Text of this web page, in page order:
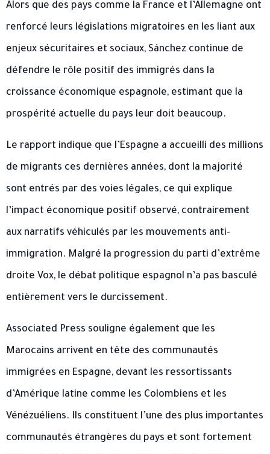
Alors que des pays comme la France et l’Allemagne ont
renforcé leurs législations migratoires en les liant aux
enjeux sécuritaires et sociaux, Sánchez continue de
défendre le rôle positif des immigrés dans la
croissance économique espagnole, estimant que la
prospérité actuelle du pays leur doit beaucoup.
Le rapport indique que l’Espagne a accueilli des millions
de migrants ces dernières années, dont la majorité
sont entrés par des voies légales, ce qui explique
l’impact économique positif observé, contrairement
aux narratifs véhiculés par les mouvements anti-
immigration. Malgré la progression du parti d’extrême
droite Vox, le débat politique espagnol n’a pas basculé
entièrement vers le durcissement.
Associated Press souligne également que les
Marocains arrivent en tête des communautés
immigrées en Espagne, devant les ressortissants
d’Amérique latine comme les Colombiens et les
Vénézuéliens. Ils constituent l’une des plus importantes
communautés étrangères du pays et sont fortement